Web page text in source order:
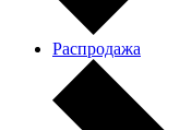
Распродажа